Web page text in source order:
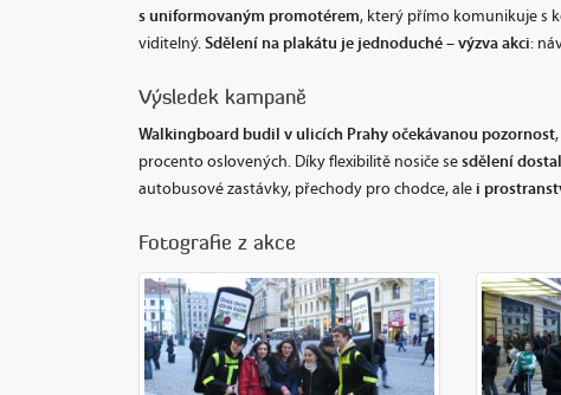
s uniformovaným promotérem, který přímo komunikuje s
viditelný.Sdělení na plakátu je jednoduché – výzva akci:
Výsledek kampaně
Walkingboard budil v ulicích Prahy očekávanou pozornost
procento oslovených. Díky flexibilitě nosiče sesdělení
autobusové zastávky, přechody pro chodce, ale i
Fotografie z akce